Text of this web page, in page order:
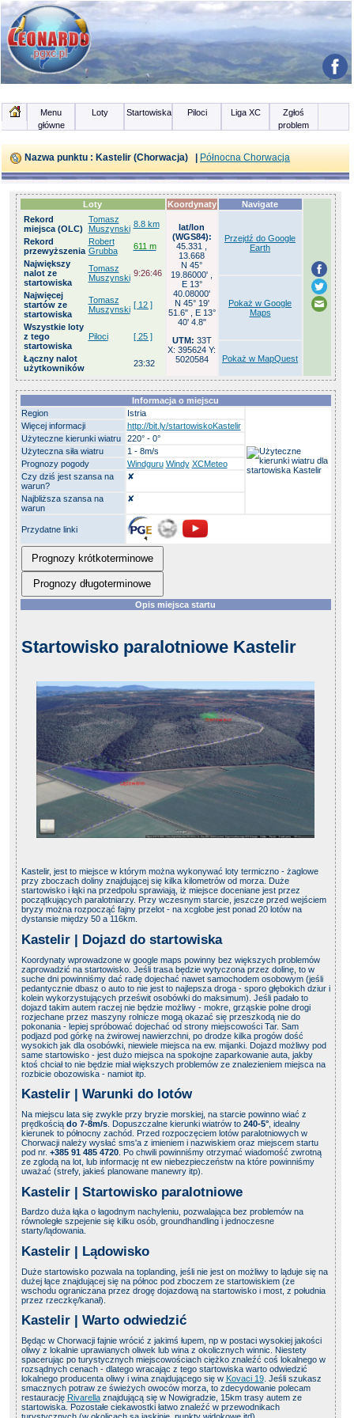
Menu
główne
Loty Startowiska Piloci Liga XC
Zgłoś
problem
Nazwa punktu : Kastelir (Chorwacja) | Północna Chorwacja
Loty Koordynaty
Navigate
Rekord
miejsca (OLC)
Tomasz
Muszynski 8.8 km
Rekord
przewyższenia
Robert
Grubba
611 m
Największy
nalot ze
startowiska
Tomasz
Muszynski 9:26:46
Najwięcej
startów ze
startowiska
Tomasz
Muszynski [ 12 ]
Wszystkie loty
z tego
startowiska
Piloci [ 25 ]
Łączny nalot
użytkowników
23:32
lat/lon
(WGS84):
45.331
13.668
N 45°
19.86000' ,
E 13°
40.08000'
N 45° 19'
51.6" , E 13°
40' 4.8"
UTM: 33T
X: 395624 Y:
5020584
Przejdź do Google
Earth
Pokaż w Google
Maps
Pokaż w MapQuest
Informacja o miejscu
Region
Istria
Więcej informacji
http://bit.ly/startowiskoKastelir
Użyteczne kierunki wiatru
220° - 0°
Użyteczna siła wiatru
1 - 8m/s
Prognozy pogody
Windguru Windy XCMeteo
Czy dziś jest szansa na
warun?
✘
Najbliższa szansa na
warun
✘
Przydatne linki
Prognozy krótkoterminowe
Prognozy długoterminowe
Opis miejsca startu
Startowisko paralotniowe Kastelir
Kastelir, jest to miejsce w którym można wykonywać loty termiczno - żaglowe
przy zboczach doliny znajdującej się kilka kilometrów od morza. Duże
startowisko i łąki na przedpolu sprawiają, iż miejsce doceniane jest przez
początkujących paralotniarzy. Przy wczesnym starcie, jeszcze przed wejściem
bryzy można rozpocząć fajny przelot - na xcglobe jest ponad 20 lotów na
dystansie między 50 a 116km.
Kastelir | Dojazd do startowiska
Koordynaty wprowadzone w google maps powinny bez większych problemów
zaprowadzić na startowisko. Jeśli trasa będzie wytyczona przez dolinę, to w
suche dni powinniśmy dać radę dojechać nawet samochodem osobowym (jeśli
pedantycznie dbasz o auto to nie jest to najlepsza droga - sporo głębokich dziur i
kolein wykorzystujących prześwit osobówki do maksimum). Jeśli padało to
dojazd takim autem raczej nie będzie możliwy - mokre, grząskie polne drogi
rozjechane przez maszyny rolnicze mogą okazać się przeszkodą nie do
pokonania - lepiej spróbować dojechać od strony miejscowości Tar. Sam
podjazd pod górkę na żwirowej nawierzchni, po drodze kilka progów dość
wysokich jak dla osobówki, niewiele miejsca na ew. mijanki. Dojazd możliwy pod
same startowisko - jest dużo miejsca na spokojne zaparkowanie auta, jakby
ktoś chciał to nie będzie miał większych problemów ze znalezieniem miejsca na
rozbicie obozowiska - namiot itp.
Kastelir | Warunki do lotów
Na miejscu lata się zwykle przy bryzie morskiej, na starcie powinno wiać z
prędkością do 7-8m/s. Dopuszczalne kierunki wiatrów to 240-5°, idealny
kierunek to północny zachód. Przed rozpoczęciem lotów paralotniowych w
Chorwacji należy wysłać sms'a z imieniem i nazwiskiem oraz miejscem startu
pod nr. +385 91 485 4720. Po chwili powinniśmy otrzymać wiadomość zwrotną
ze zglodą na lot, lub informację nt ew niebezpieczeństw na które powinniśmy
uważać (strefy, jakieś planowane manewry itp).
Kastelir | Startowisko paralotniowe
Bardzo duża łąka o łagodnym nachyleniu, pozwalająca bez problemów na
równoległe szpejenie się kilku osób, groundhandling i jednoczesne
starty/lądowania.
Kastelir | Lądowisko
Duże startowisko pozwala na toplanding, jeśli nie jest on możliwy to ląduje się na
dużej łące znajdującej się na północ pod zboczem ze startowiskiem (ze
wschodu ograniczana przez drogę dojazdową na startowisko i most, z południa
przez rzeczkę/kanał).
Kastelir | Warto odwiedzić
Będąc w Chorwacji fajnie wrócić z jakimś łupem, np w postaci wysokiej jakości
oliwy z lokalnie uprawianych oliwek lub wina z okolicznych winnic. Niestety
spacerując po turystycznych miejscowościach ciężko znaleźć coś lokalnego w
rozsądnych cenach - dlatego wracając z tego startowiska warto odwiedzić
lokalnego producenta oliwy i wina znajdującego się w Kovaci 19. Jeśli szukasz
smacznych potraw ze świeżych owoców morza, to zdecydowanie polecam
restaurację Rivarellaznajdującą się w Nowigradzie, 15km trasy autem ze
startowiska. Pozostałe ciekawostki łatwo znaleźć w przewodnikach